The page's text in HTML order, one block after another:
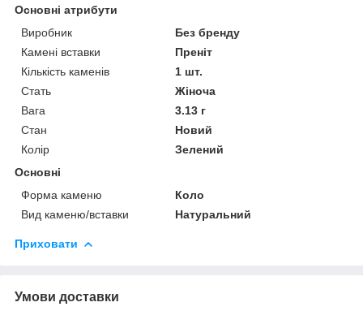
Основні атрибути
Виробник
Без бренду
Камені вставки
Преніт
Кількість каменів
1 шт.
Стать
Жіноча
Вага
3.13 г
Стан
Новий
Колір
Зелений
Основні
Форма каменю
Коло
Вид каменю/вставки
Натуральний
Приховати
Умови доставки